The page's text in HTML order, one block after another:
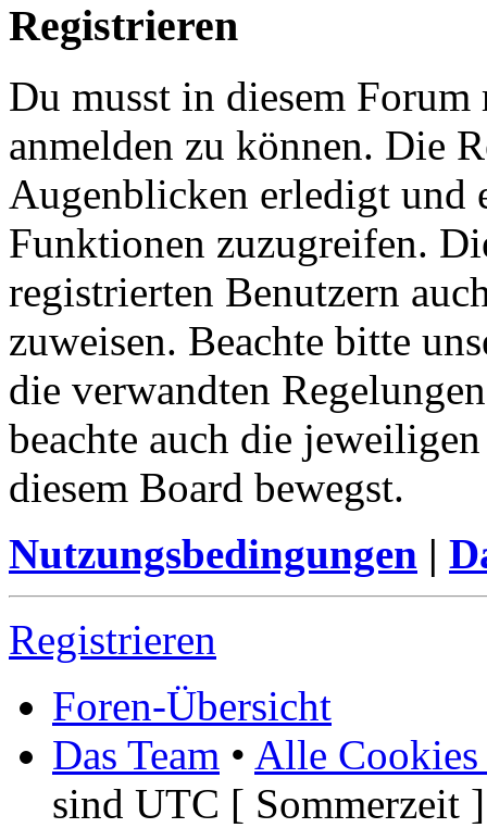
Registrieren
Du musst in diesem
anmelden zu können. Die
Augenblicken erledigt und
Funktionen zuzugreifen.
registrierten Benutzern
zuweisen. Beachte bitte
die verwandten
beachte auch die
diesem Board bewegst.
Nutzungsbedingungen |
Registrieren
Foren-Übersicht
Das Team • Alle Cookies
sind UTC [ Sommerzeit ]